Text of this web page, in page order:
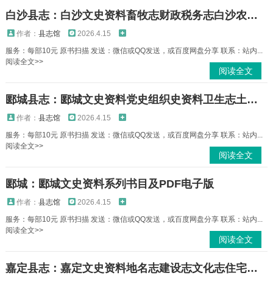
白沙县志：白沙文史资料畜牧志财政税务志白沙农场志白沙黎族自治县概况等PDF电子版下载
作者： 县志馆
2026.4.15
服务：每部10元 原书扫描 发送：微信或QQ发送，或百度网盘分享 联系：站内...
阅读全文>>
阅读全文
郾城县志：郾城文史资料党史组织史资料卫生志土地志人口普查资料考古等PDF电子版下载
作者： 县志馆
2026.4.15
服务：每部10元 原书扫描 发送：微信或QQ发送，或百度网盘分享 联系：站内...
阅读全文>>
阅读全文
郾城：郾城文史资料系列书目及PDF电子版
作者： 县志馆
2026.4.15
服务：每部10元 原书扫描 发送：微信或QQ发送，或百度网盘分享 联系：站内...
阅读全文>>
阅读全文
嘉定县志：嘉定文史资料地名志建设志文化志住宅志水利志教育志卫生志农业局志等PDF电子版下载